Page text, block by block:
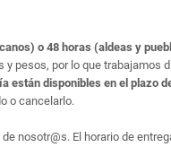
o 48 horas (aldeas y
pesos, por lo que trabajamos
están disponibles en el plazo
o cancelarlo.
nosotr@s. El horario de